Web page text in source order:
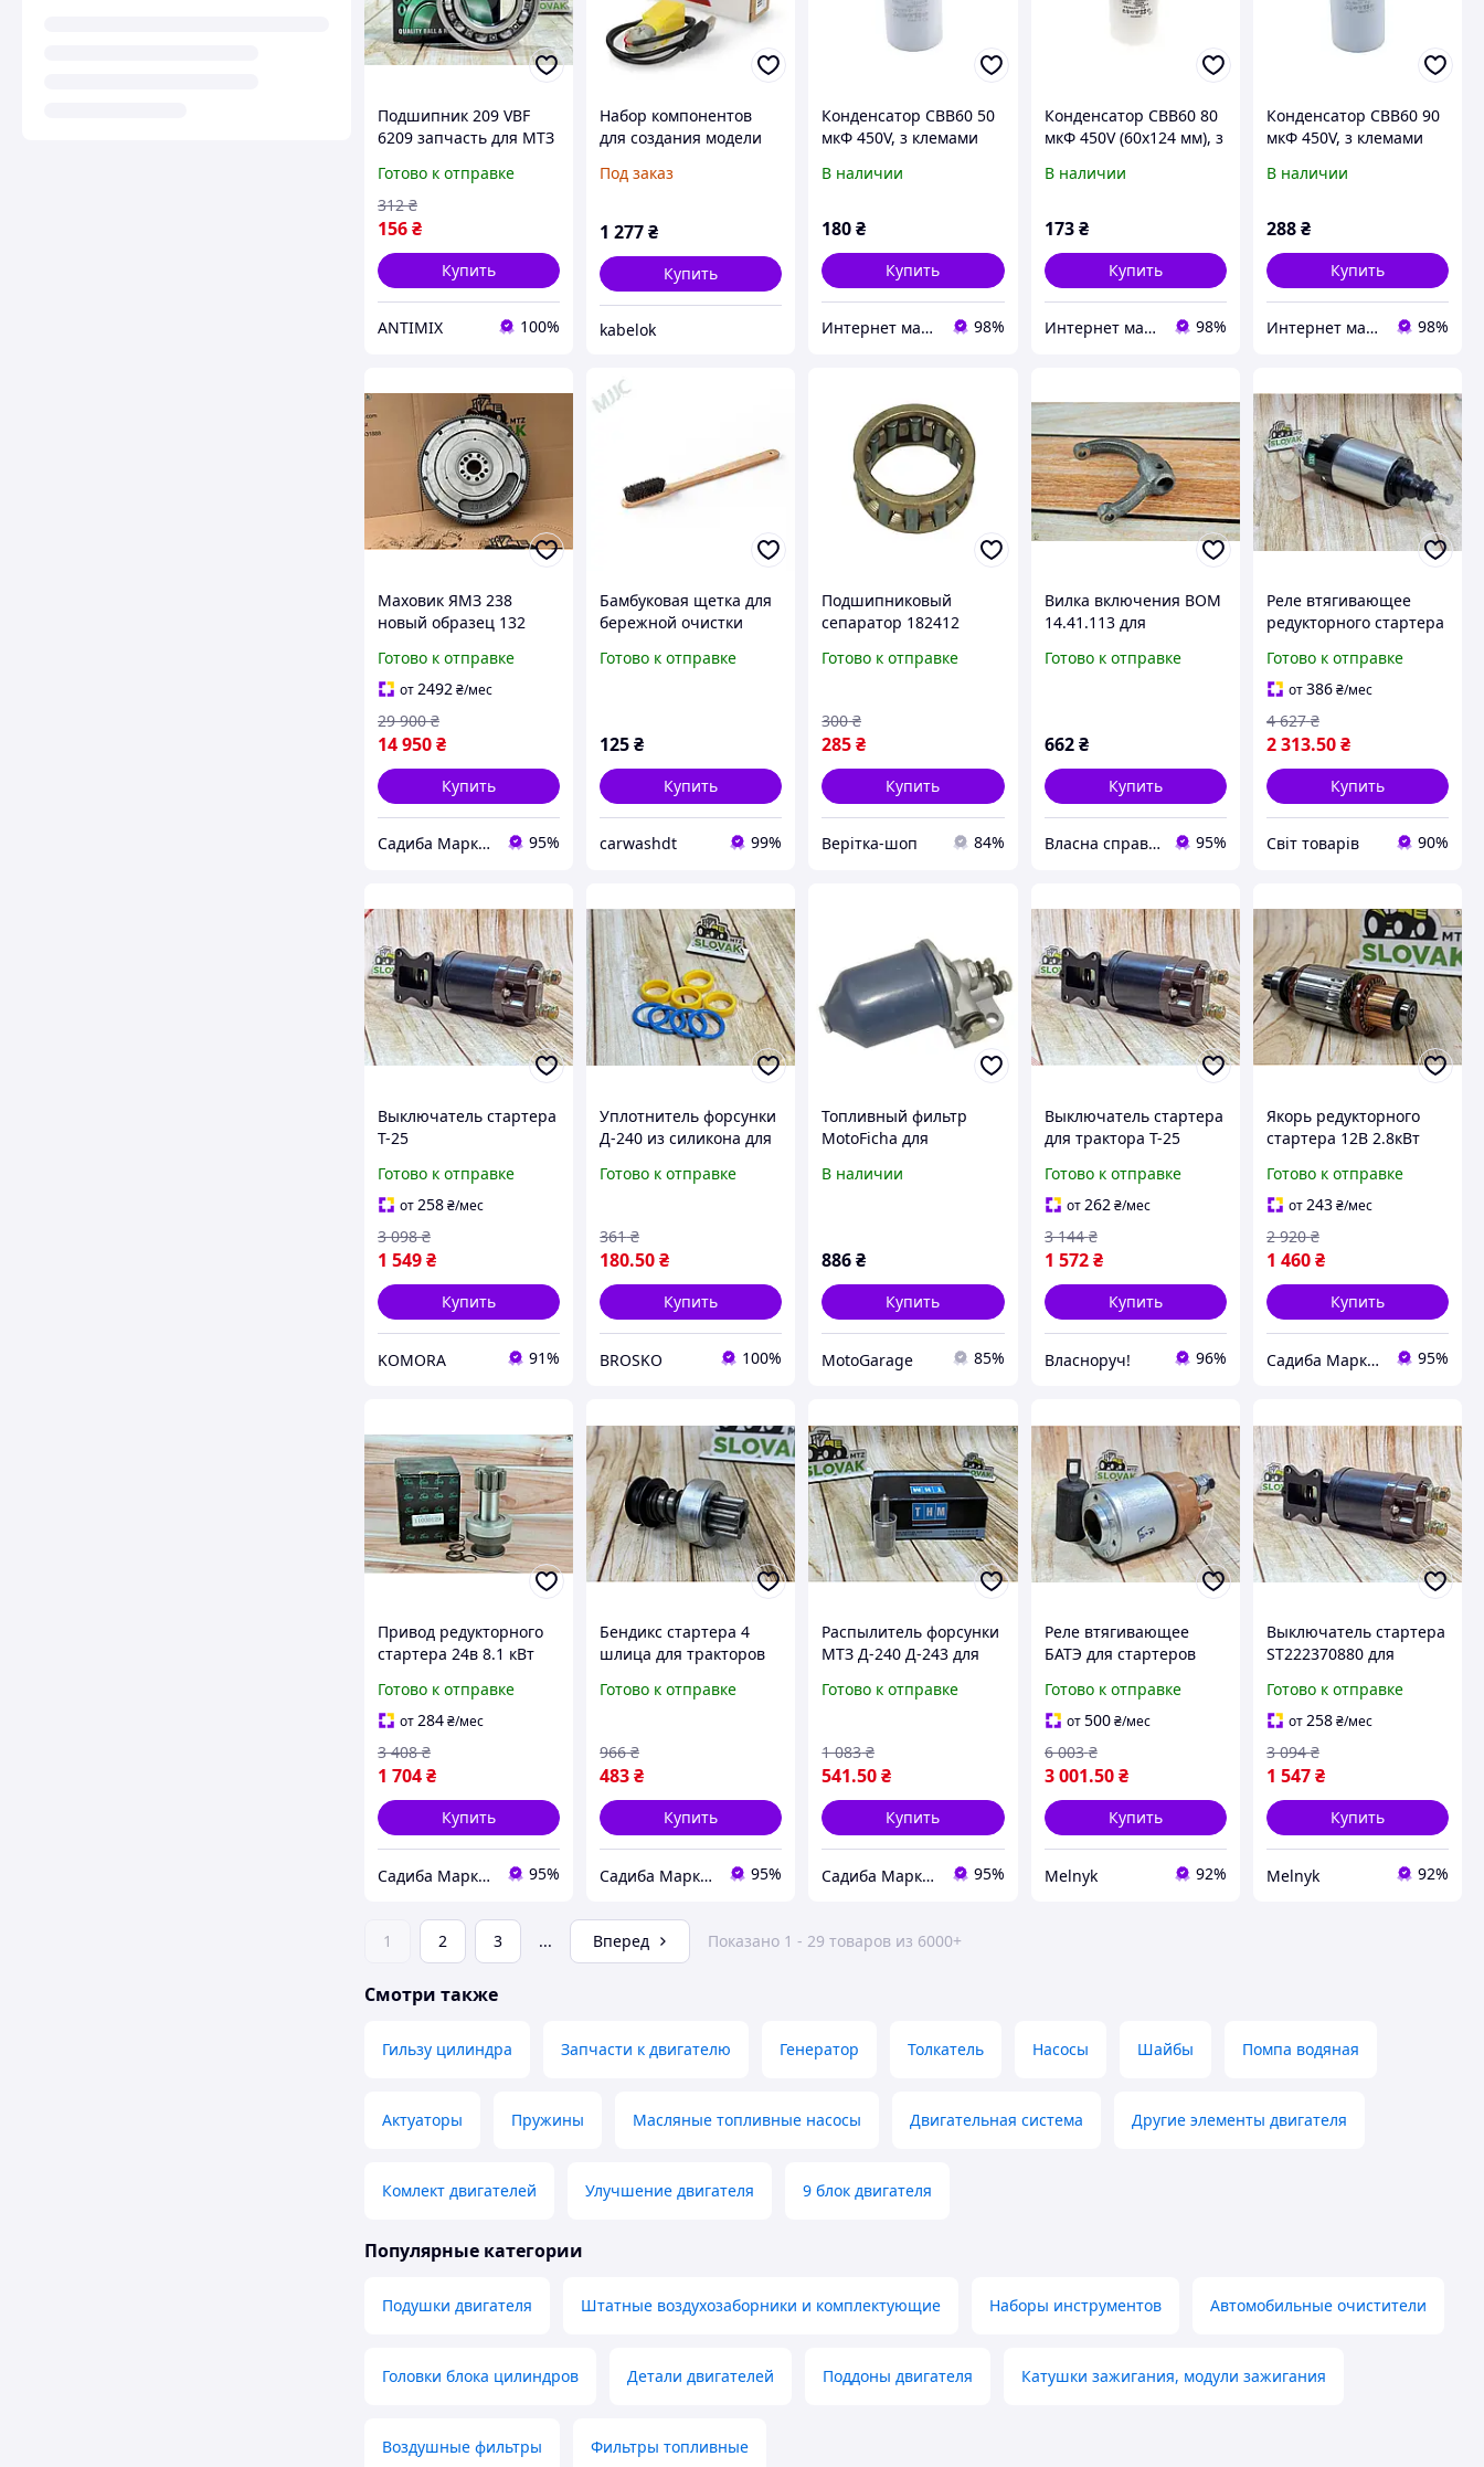
Подшипник 209 VBF
6209 запчасть для МТЗ
для двигателей
тракторов
Готово к отправке
156₴
312 ₴
Купить
ANTIMIX 100%
Набор компонентов
для создания модели
Model Components Kit-
компонентов для
двигателя
Под заказ
1 277₴
Купить
kabelok
Конденсатор CBB60 50
мкФ 450V, з клемами
В наличии
180₴
Купить
Интернет магазин Scotch-Rubin 98%
Конденсатор CBB60 80
мкФ 450V (60x124 мм), з
В наличии
173 ₴
Купить
Интернет магазин Scotch-Rubin 98%
Конденсатор CBB60 90
мкФ 450V, з клемами
В наличии
288₴
Купить
Интернет магазин Scotch-Rubin 98%
Маховик ЯМЗ 238
новый образец 132
однодискового
сцепления надежный
компонент для
двигателя
Готово к отправке
от2492₴/мес
14 950₴
29 900 ₴
Купить
Садиба Маркет 95%
Бамбуковая щетка для
бережной очистки
компонентов двигателя
Готово к отправке
125₴
Купить
carwashdt 99%
Подшипниковый
сепаратор 182412
компонент двигателя с
точностью
изготовления
Готово к отправке
285₴
300 ₴
Купить
Верітка-шоп 84%
Вилка включения ВОМ
14.41.113 для
надежный компонент
Готово к отправке
662 ₴
Купить
Власна справа! 95%
Реле втягивающее
редукторного стартера
тракторов надежный
компонент для запуска
двигателя
Готово к отправке
от386₴/мес
2 313.50₴
4 627 ₴
Купить
Cвіт товарів 90%
Выключатель стартера
Т-25
компонент для запуска
двигателя трактора
ST222370880
Готово к отправке
от258₴/мес
1 549₴
3 098 ₴
Купить
KOMORA 91%
Уплотнитель форсунки
Д-240 из силикона для
двигателя и
компонентов
Готово к отправке
180.50₴
361 ₴
Купить
BROSKO 100%
Топливный фильтр
MotoFicha для
18 л.с. | Надежный
двигателя
В наличии
886₴
Купить
MotoGarage 85%
Выключатель стартера
для трактора Т-25
компонент для запуска
двигателя
Готово к отправке
от262 ₴/мес
1 572 ₴
3 144 ₴
Купить
Власноруч! 96%
Якорь редукторного
стартера 12В 2.8кВт
ЮМЗ Т-40 Т-25
надежный компонент
для запуска двигателя
Готово к отправке
от243₴/мес
1 460₴
2 920 ₴
Купить
Садиба Маркет 95%
Привод редукторного
стартера 24в 8.1 кВт
надежный компонент
для запуска двигателя
Готово к отправке
от284₴/мес
1 704₴
3 408 ₴
Купить
Садиба Маркет 95%
Бендикс стартера 4
шлица для тракторов
компонент для запуска
Готово к отправке
483₴
966 ₴
Купить
Садиба Маркет 95%
Распылитель форсунки
МТЗ Д-240 Д-243 для
МТЗ-82 эффективный
двигателя
Готово к отправке
541.50₴
1 083 ₴
Купить
Садиба Маркет 95%
Реле втягивающее
БАТЭ для стартеров
3708 надежный
компонент для запуска
двигателя
Готово к отправке
от500 ₴/мес
3 001.50 ₴
6 003 ₴
Купить
Melnyk 92%
Выключатель стартера
ST222370880 для
ЮМЗ надежный
компонент для запуска
двигателя
Готово к отправке
от258₴/мес
1 547₴
3 094 ₴
Купить
Melnyk 92%
1 2 3 ... Вперед Показано 1 - 29 товаров из 6000+
Смотри также
Гильзу цилиндра Запчасти к двигателю Генератор Толкатель Насосы Шайбы Помпа водяная
Актуаторы Пружины Масляные топливные насосы Двигательная система Другие элементы двигателя
Комлект двигателей Улучшение двигателя 9 блок двигателя
Популярные категории
Подушки двигателя Штатные воздухозаборники и комплектующие Наборы инструментов Автомобильные очистители
Головки блока цилиндров Детали двигателей Поддоны двигателя Катушки зажигания, модули зажигания
Воздушные фильтры Фильтры топливные